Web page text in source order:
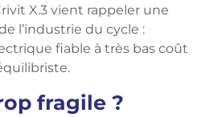
X.3 vient rappeler une
l’industrie du cycle :
fiable à très bas coût
fragile ?